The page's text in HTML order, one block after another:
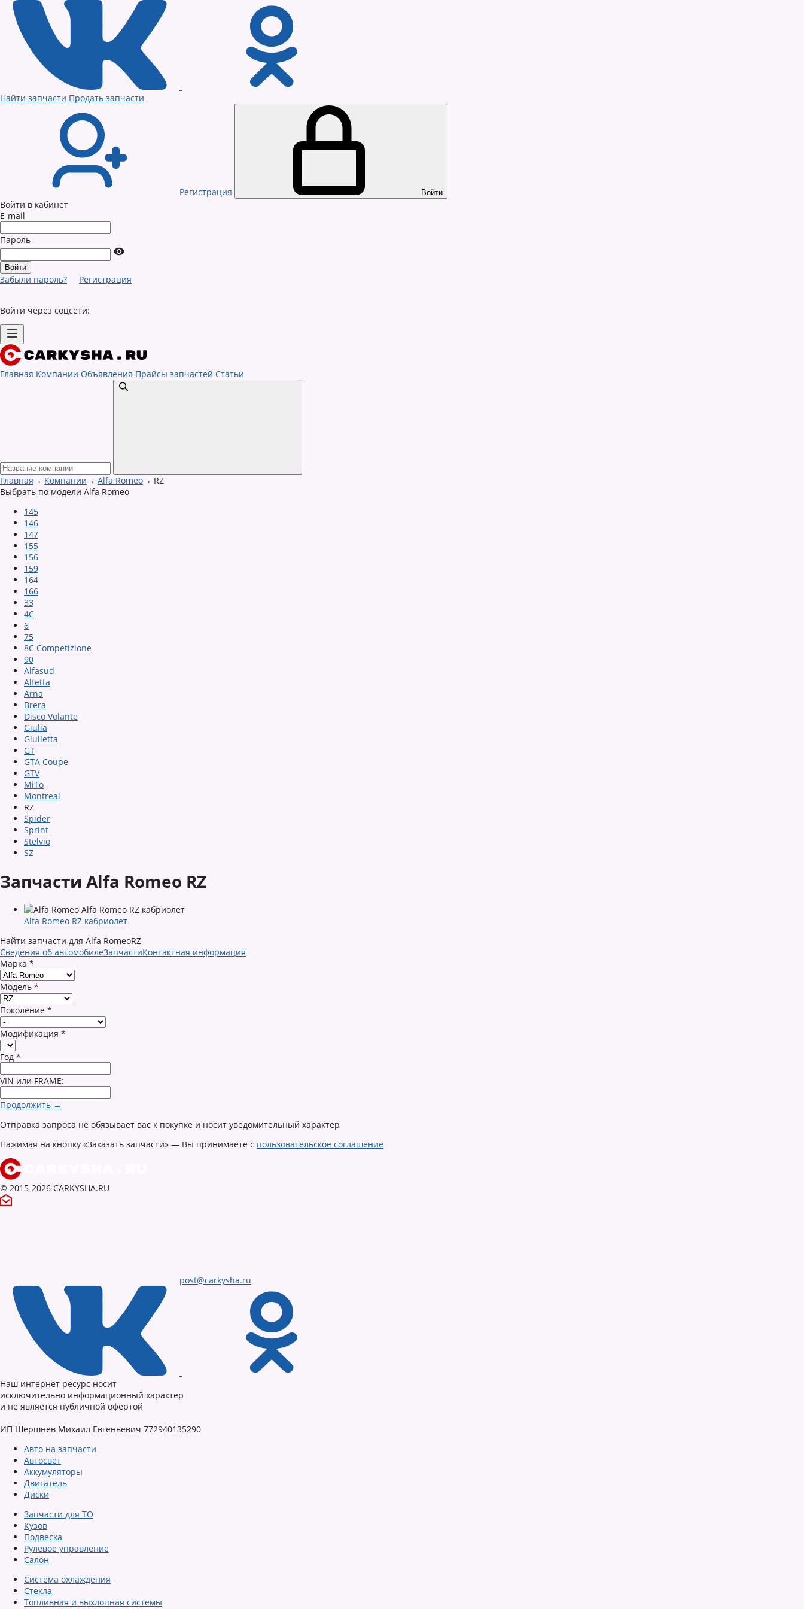
Найти запчасти Продать запчасти
Регистрация Войти
Войти в кабинет
E-mail
Пароль
Забыли пароль? Регистрация
Войти через соцсети:
Главная Компании Объявления Прайсы запчастей Статьи
Главная→ Компании→ Alfa Romeo→ RZ
Выбрать по модели Alfa Romeo
145
146
147
155
156
159
164
166
33
4C
6
75
8C Competizione
90
Alfasud
Alfetta
Arna
Brera
Disco Volante
Giulia
Giulietta
GT
GTA Coupe
GTV
MiTo
Montreal
RZ
Spider
Sprint
Stelvio
SZ
Запчасти Alfa Romeo RZ
Alfa Romeo RZ кабриолет
Найти запчасти для Alfa RomeoRZ
Сведения об автомобилеЗапчастиКонтактная информация
Марка *
Модель *
Поколение *
Модификация *
Год *
VIN или FRAME:
Продолжить →
Отправка запроса не обязывает вас к покупке и носит уведомительный характер
Нажимая на кнопку «Заказать запчасти» — Вы принимаете с пользовательское соглашение
© 2015-2026 CARKYSHA.RU
post@carkysha.ru
Наш интернет ресурс носит
исключительно информационный характер
и не является публичной офертой
ИП Шершнев Михаил Евгеньевич 772940135290
Авто на запчасти
Автосвет
Аккумуляторы
Двигатель
Диски
Запчасти для ТО
Кузов
Подвеска
Рулевое управление
Салон
Система охлаждения
Стекла
Топливная и выхлопная системы